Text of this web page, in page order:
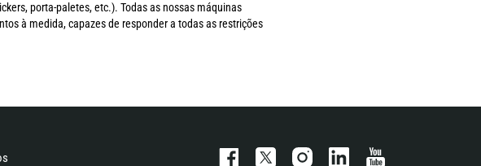
porta-paletes, etc.). Todas as nossas máquinas
à medida, capazes de responder a todas as restrições